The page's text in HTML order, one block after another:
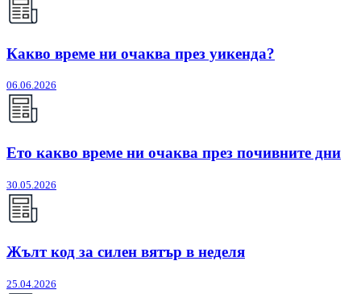
Какво време ни очаква през уикенда?
06.06.2026
Ето какво време ни очаква през почивните дни
30.05.2026
Жълт код за силен вятър в неделя
25.04.2026